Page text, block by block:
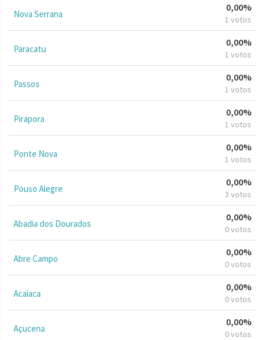
Nova Serrana
0,00%
1 votos
Paracatu
0,00%
1 votos
Passos
0,00%
1 votos
Pirapora
0,00%
1 votos
Ponte Nova
0,00%
1 votos
Pouso Alegre
0,00%
3 votos
Abadia dos Dourados
0,00%
0 votos
Abre Campo
0,00%
0 votos
Acaiaca
0,00%
0 votos
Açucena
0,00%
0 votos